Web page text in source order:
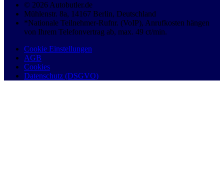
© 2026 Autobutler.de
Mühlenstr. 8a, 14167 Berlin, Deutschland
*Nationale Teilnehmer-Rufnr. (VoIP), Anrufkosten hängen
von Ihrem Telefonvertrag ab, max. 49 ct/min.
Cookie Einstellungen
AGB
Cookies
Datenschutz (DSGVO)